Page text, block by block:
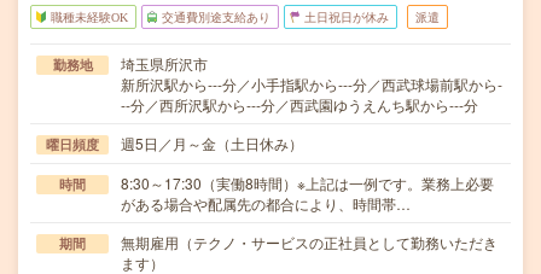
職種未経験OK 交通費別途支給あり 土日祝日が休み 派遣
勤務地
埼玉県所沢市
新所沢駅から---分／小手指駅から---分／西武球場前駅から-
--分／西所沢駅から---分／西武園ゆうえんち駅から---分
曜日頻度 週5日／月～金（土日休み）
時間
8:30～17:30（実働8時間）※上記は一例です。業務上必要
がある場合や配属先の都合により、時間帯…
期間
無期雇用（テクノ・サービスの正社員として勤務いただき
ます）